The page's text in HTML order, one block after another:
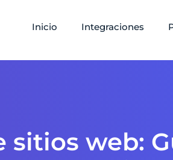
Inicio Integraciones
sitios web: